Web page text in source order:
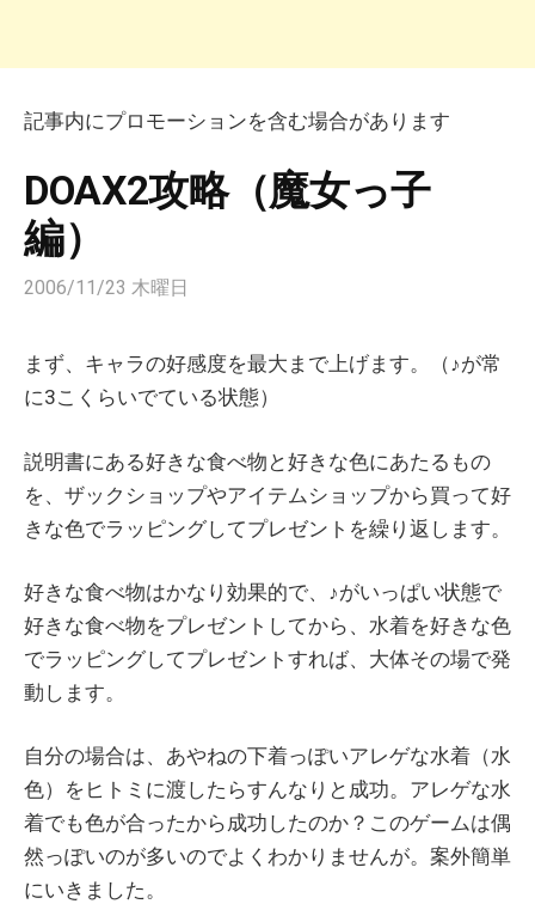
記事内にプロモーションを含む場合があります
DOAX2攻略（魔女っ子
編）
2006/11/23 木曜日
まず、キャラの好感度を最大まで上げます。（♪が常
に3こくらいでている状態）
説明書にある好きな食べ物と好きな色にあたるもの
を、ザックショップやアイテムショップから買って好
きな色でラッピングしてプレゼントを繰り返します。
好きな食べ物はかなり効果的で、♪がいっぱい状態で
好きな食べ物をプレゼントしてから、水着を好きな色
でラッピングしてプレゼントすれば、大体その場で発
動します。
自分の場合は、あやねの下着っぽいアレゲな水着（水
色）をヒトミに渡したらすんなりと成功。アレゲな水
着でも色が合ったから成功したのか？このゲームは偶
然っぽいのが多いのでよくわかりませんが。案外簡単
にいきました。